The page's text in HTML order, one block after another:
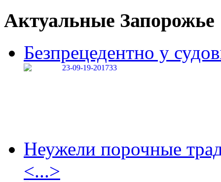
Актуальные Запорожье
Безпрецедентно у
Неужели порочные
<...>